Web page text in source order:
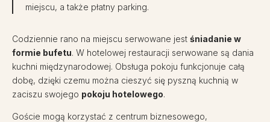
miejscu, a także płatny parking.
Codziennie rano na miejscu serwowane jest śniadanie w
formie bufetu. W hotelowej restauracji serwowane są dania
kuchni międzynarodowej. Obsługa pokoju funkcjonuje całą
dobę, dzięki czemu można cieszyć się pyszną kuchnią w
zaciszu swojego pokoju hotelowego.
Goście mogą korzystać z centrum biznesowego,